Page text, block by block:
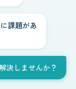
課題があ
決しませんか？